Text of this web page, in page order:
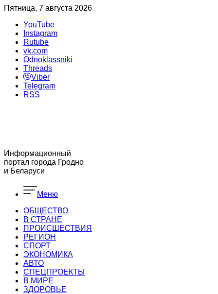
Пятница, 7 августа 2026
YouTube
Instagram
Rutube
vk.com
Odnoklassniki
Threads
Viber
Telegram
RSS
Информационный
портал города Гродно
и Беларуси
Меню
ОБЩЕСТВО
В СТРАНЕ
ПРОИСШЕСТВИЯ
РЕГИОН
CПОРТ
ЭКОНОМИКА
АВТО
СПЕЦПРОЕКТЫ
В МИРЕ
ЗДОРОВЬЕ